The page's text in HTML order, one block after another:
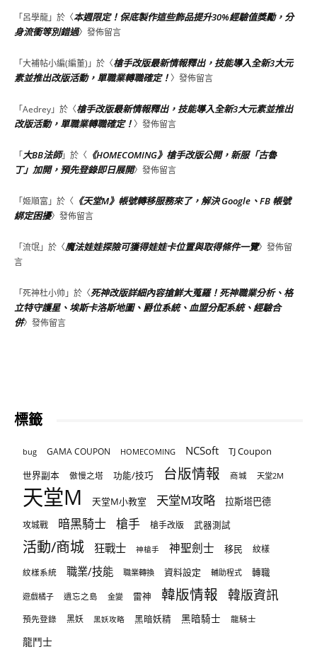
「 呂學龍」於〈本週限定！保底製作這些飾品提升30%經驗值獎勵，分
身流衝等別錯過〉發佈留言
「大補帖小編(編董)」於〈槍手改版最新情報釋出，技能導入全新3大元
素並推出改版活動，單職業轉職確定！〉發佈留言
「Aedrey」於〈槍手改版最新情報釋出，技能導入全新3大元素並推出
改版活動，單職業轉職確定！〉發佈留言
「大BB法師」於〈 《HOMECOMING》槍手改版公開，新服「古魯
丁」加開，預先登錄即日展開〉發佈留言
「姬順富」於〈 《天堂M》帳號轉移服務來了，解決 Google、FB 帳號
綁定困擾〉發佈留言
「流氓」於〈魔法娃娃探險可獲得娃娃卡位置與取得條件一覽〉發佈留
言
「死神杜小帅」於〈死神改版詳細內容搶鮮大蒐羅！死神職業分析、格
立特守護星、埃斯卡洛斯地圖、爵位系統、血盟分配系統、經驗合
併〉發佈留言
標籤
bug GAMA COUPON HOMECOMING NCSoft
TJ Coupon
世界副本
傲慢之塔 功能/技巧 台版情報 商城 天堂2M
天堂M 天堂M小教室 天堂M攻略 拉斯塔巴德
攻城戰 暗黑騎士 槍手 槍手改版 武器測試
活動/商城 狂戰士 神槍手 神聖劍士 移民 紋樣
紋樣系統 職業/技能 職業轉換 資料設定 輔助程式 轉職
遊戲橘子 遺忘之島 金變 雷神 韓版情報 韓版資訊
預先登錄 黑妖 黑妖攻略 黑暗妖精 黑暗騎士 龍騎士
龍鬥士